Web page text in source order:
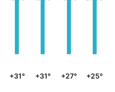
+31° +31° +27° +25°